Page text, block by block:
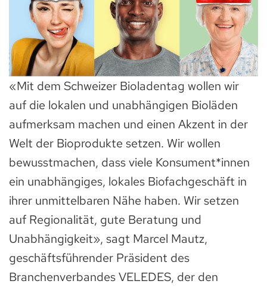
«Mit dem Schweizer Bioladentag wollen wir
auf die lokalen und unabhängigen Bioläden
aufmerksam machen und einen Akzent in der
Welt der Bioprodukte setzen. Wir wollen
bewusstmachen, dass viele Konsument*innen
ein unabhängiges, lokales Biofachgeschäft in
ihrer unmittelbaren Nähe haben. Wir setzen
auf Regionalität, gute Beratung und
Unabhängigkeit», sagt Marcel Mautz,
geschäftsführender Präsident des
Branchenverbandes VELEDES, der den